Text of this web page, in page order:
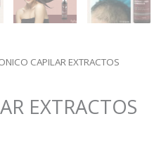
CAPILAR EXTRACTOS
EXTRACTOS